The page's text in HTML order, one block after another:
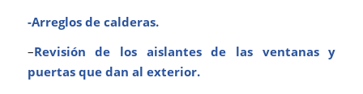
-Arreglos de calderas.
–Revisión de los aislantes de las ventanas y
puertas que dan al exterior.